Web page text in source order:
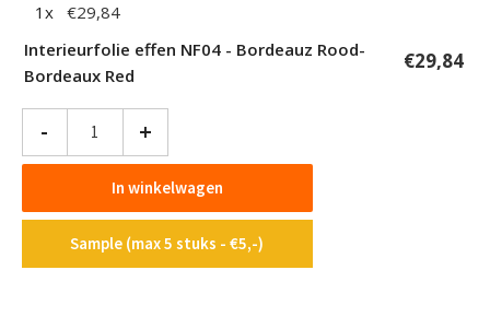
1 x €29,84
Interieurfolie effen NF04 - Bordeauz Rood-
Bordeaux Red
€29,84
-
NF04
Bordeauz
+
In winkelwagen
Sample (max 5 stuks - €5,-)